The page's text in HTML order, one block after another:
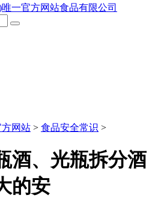
网站 > 食品安全常识 >
酒、光瓶拆分酒
的安